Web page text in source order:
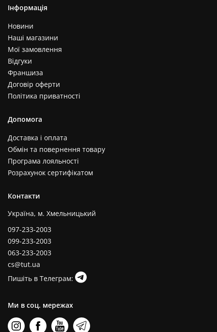
Інформація
Новини
Наші магазини
Мої замовлення
Відгуки
Франшиза
Договір оферти
Політика приватності
Допомога
Доставка і оплата
Обмін та повернення товару
Програма лояльності
Розрахунок сертифікатом
Контакти
Україна, м. Хмельницький
097-233-2003
099-233-2003
063-233-2003
cs@tut.ua
Пишіть в Телеграм:
Ми в соц. мережах